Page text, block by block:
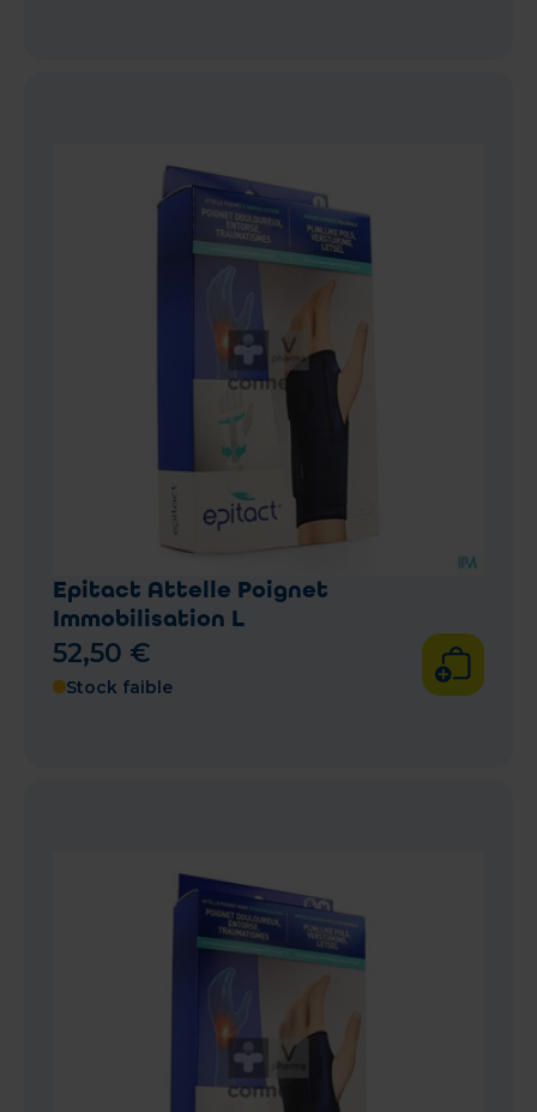
Epitact Attelle Poignet
Immobilisation L
52,50 €
Stock faible